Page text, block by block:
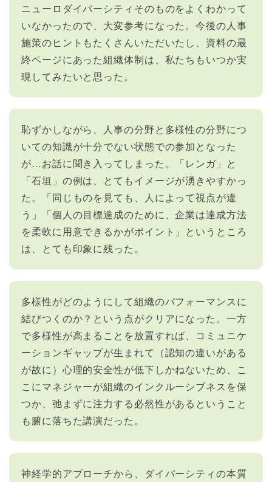
ニューロダイバーシティそのものをよくわかって
いなかったので、大変参考になった。今後の人事
施策のヒントもたくさんいただいたし、資料の最
終ページにあった組織体制は、私たちもいつか実
現してみたいと思った。
恥ずかしながら、人事の分野と多様性の分野につ
いての知識が十分でない状態での参加となった
が…お話に聞き入ってしまった。「レンガ」と
「石垣」の例は、とてもイメージが湧きやすかっ
た。「同じものを見ても、人によって視点が違
う」「個人の目標達成のために、企業は達成方法
を柔軟に用意できるかがポイント」というところ
は、とても印象に残った。
多様性がどのようにして組織のパフォーマンスに
結びつくのか？という点がクリアになった。一方
で多様性が高まることを放置すれば、コミュニケ
ーションギャップが生まれて（認知の違いがある
が故に）心理的安全性が低下しかねないため、こ
こにマネジャーが組織のインクルーシブネスを保
つか、弛まずに注力する必然性があるということ
も腑に落ちた講演だった。
神経学的アプローチから、ダイバーシティの本質